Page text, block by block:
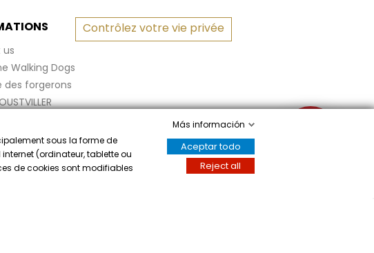
Walking Dogs
des forgerons
Contrôlez votre vie privée
clic aquí para mostrar el certificado
sous la forme de
(ordinateur, tablette ou
de cookies sont modifiables
Más información
Aceptar todo
Reject all